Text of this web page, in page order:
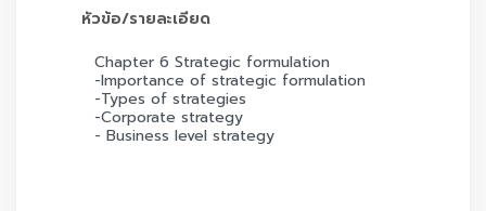
หัวข้อ/รายละเอียด